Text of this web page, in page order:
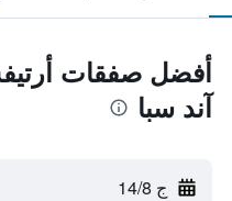
أفضل صفقات
آند سبا
ج 14/8